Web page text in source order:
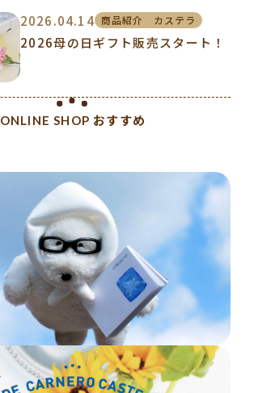
2026.04.14 商品紹介 カステラ
2026母の日ギフト販売スタート！
ONLINE SHOP おすすめ